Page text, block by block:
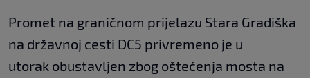
Promet na graničnom prijelazu Stara Gradiška
na državnoj cesti DC5 privremeno je u
utorak obustavljen zbog oštećenja mosta na